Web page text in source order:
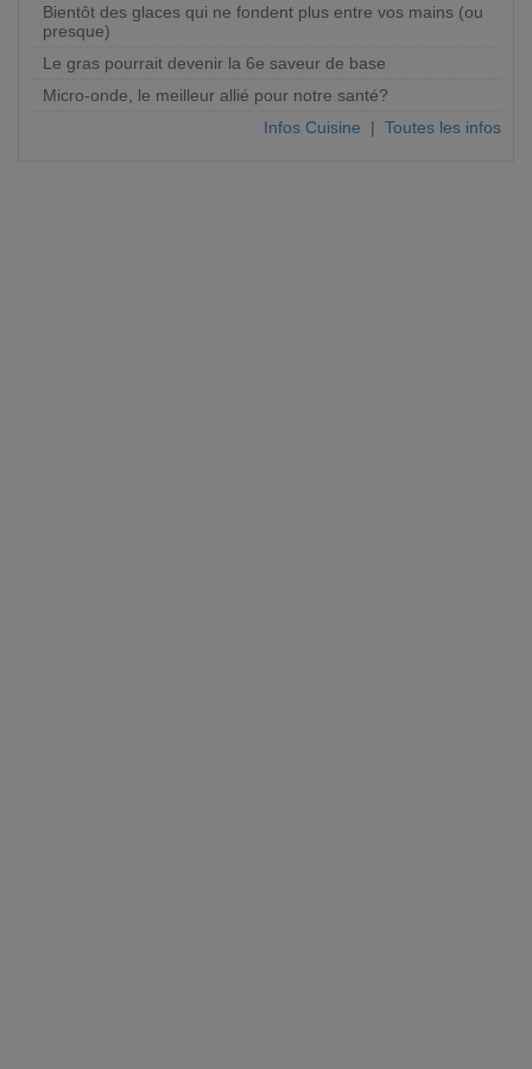
Bientôt des glaces qui ne fondent plus entre vos mains (ou
presque)
Le gras pourrait devenir la 6e saveur de base
Micro-onde, le meilleur allié pour notre santé?
Infos Cuisine | Toutes les infos